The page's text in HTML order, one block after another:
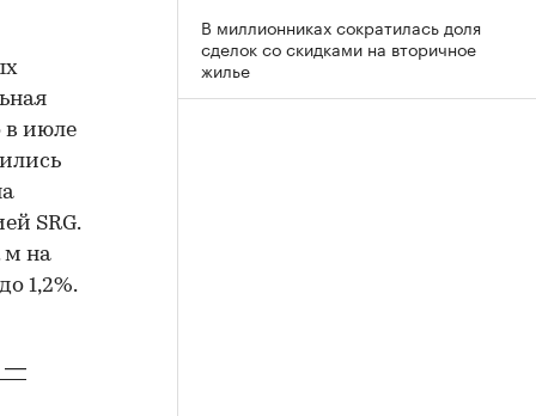
в июле
SRG.
м на
1,2%.
—
В миллионниках сократилась доля
сделок со скидками на вторичное
жилье